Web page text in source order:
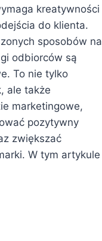
kreatywności
do klienta.
sposobów na
odbiorców są
To nie tylko
ale także
marketingowe,
pozytywny
zwiększać
W tym artykule